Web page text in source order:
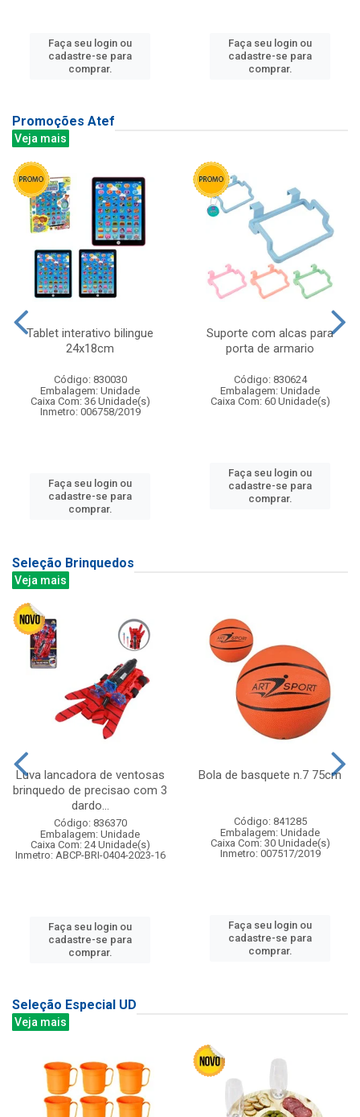
Faça seu login ou
cadastre-se para
comprar.
Faça seu login ou
cadastre-se para
comprar.
Promoções Atef
Veja mais
Tablet interativo bilingue
24x18cm
Código: 830030
Embalagem: Unidade
Caixa Com: 36 Unidade(s)
Inmetro: 006758/2019
Faça seu login ou
cadastre-se para
comprar.
Suporte com alcas para
porta de armario
Código: 830624
Embalagem: Unidade
Caixa Com: 60 Unidade(s)
Faça seu login ou
cadastre-se para
comprar.
Seleção Brinquedos
Veja mais
Luva lancadora de ventosas
brinquedo de precisao com 3
dardo...
Código: 836370
Embalagem: Unidade
Caixa Com: 24 Unidade(s)
Inmetro: ABCP-BRI-0404-2023-16
Faça seu login ou
cadastre-se para
comprar.
Bola de basquete n.7 75cm
Código: 841285
Embalagem: Unidade
Caixa Com: 30 Unidade(s)
Inmetro: 007517/2019
Faça seu login ou
cadastre-se para
comprar.
Seleção Especial UD
Veja mais